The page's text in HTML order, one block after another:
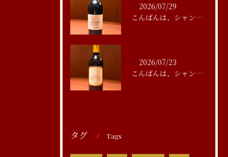
2026/07/29
こんばんは、シャンブルアスリール清水です
2026/07/23
こんばんは、シャンブルアスリール清水です
タグ Tags